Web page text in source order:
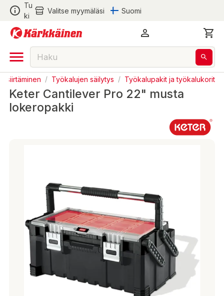
Tu
ki
Valitse myymäläsi Suomi
siirtäminen / Työkalujen säilytys / Työkalupakit ja työkalukorit
Keter Cantilever Pro 22" musta
lokeropakki